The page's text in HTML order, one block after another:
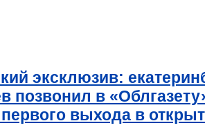
эксклюзив:
позвонил в
первого выхода в